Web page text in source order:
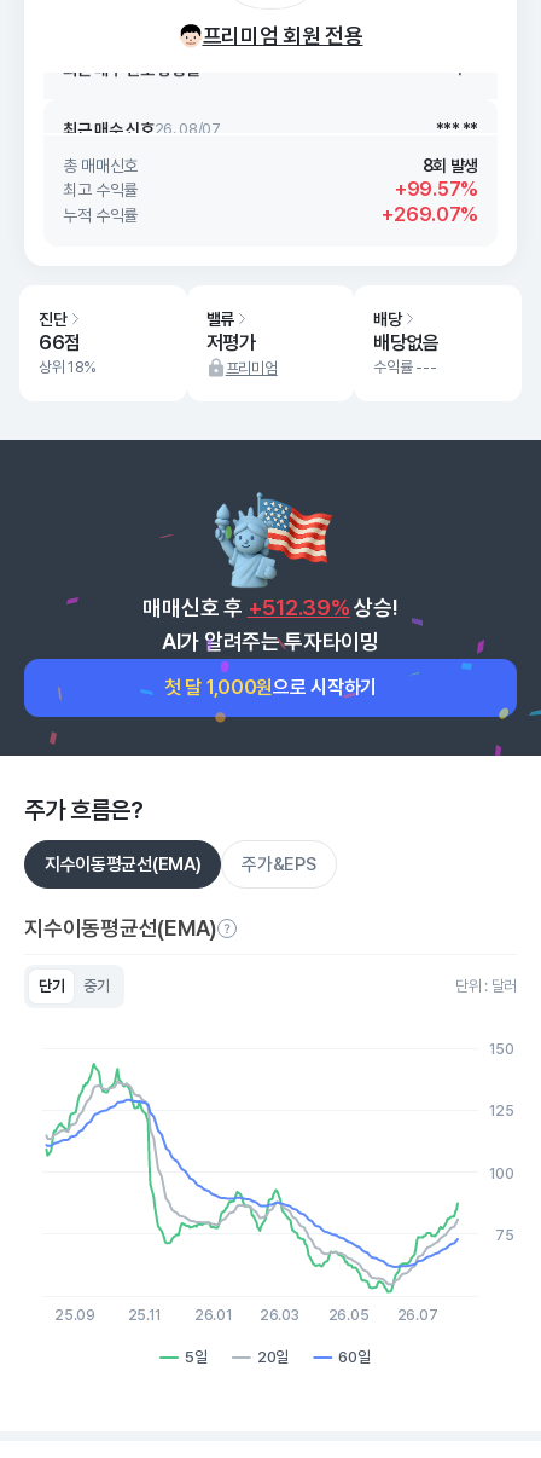
프리미엄 회원 전용
최근 매수 신호 상승률
총 매매신호
8회 발생
최고 수익률
+99.57%
누적 수익률 +269.07%
진단
66점
상위 18%
밸류
저평가
프리미엄
배당
배당없음
수익률 ---
매매신호 후 +512.39% 상승!
AI가 알려주는 투자타이밍
첫 달 1,000원으로 시작하기
주가 흐름은?
지수이동평균선(EMA) 주가&EPS
지수이동평균선(EMA)
단기 중기 단위 : 달러
View as data table, Chart
The chart has 1 X axis displaying Time. Data ranges from
The chart has 1 Y axis displaying values. Data ranges from
5일 20일 60일
25.09 25.11 26.01 26.03 26.05 26.07
75
100
125
150